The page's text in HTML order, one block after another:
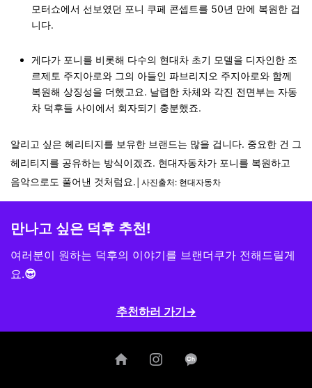
모터쇼에서 선보였던 포니 쿠페 콘셉트를 50년 만에 복원한 겁
니다.
게다가 포니를 비롯해 다수의 현대차 초기 모델을 디자인한 조
르제토 주지아로와 그의 아들인 파브리지오 주지아로와 함께
복원해 상징성을 더했고요. 날렵한 차체와 각진 전면부는 자동
차 덕후들 사이에서 회자되기 충분했죠.
알리고 싶은 헤리티지를 보유한 브랜드는 많을 겁니다. 중요한 건 그
헤리티지를 공유하는 방식이겠죠. 현대자동차가 포니를 복원하고
음악으로도 풀어낸 것처럼요. │사진출처: 현대자동차
만나고 싶은 덕후 추천!
여러분이 원하는 덕후의 이야기를 브랜더쿠가 전해드릴게
요.😎
추천하러 가기→